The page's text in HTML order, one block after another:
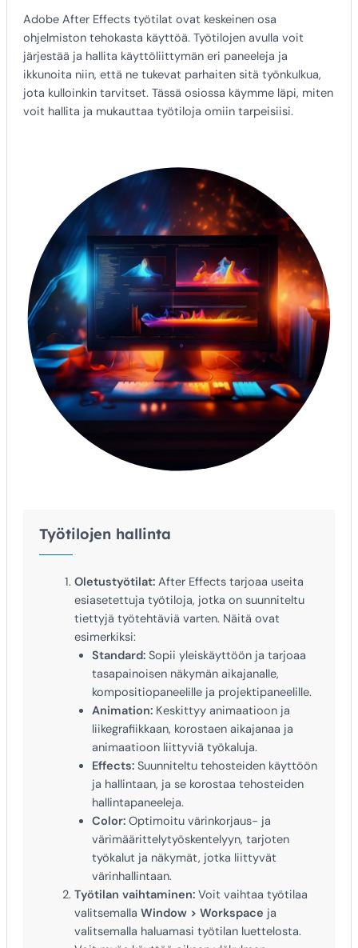
Adobe After Effects työtilat ovat keskeinen osa
ohjelmiston tehokasta käyttöä. Työtilojen avulla voit
järjestää ja hallita käyttöliittymän eri paneeleja ja
ikkunoita niin, että ne tukevat parhaiten sitä työnkulkua,
jota kulloinkin tarvitset. Tässä osiossa käymme läpi, miten
voit hallita ja mukauttaa työtiloja omiin tarpeisiisi.
Työtilojen hallinta
Oletustyötilat:After Effects tarjoaa useita
esiasetettuja työtiloja, jotka on suunniteltu
tiettyjä työtehtäviä varten. Näitä ovat
esimerkiksi:
Standard:Sopii yleiskäyttöön ja tarjoaa
tasapainoisen näkymän aikajanalle,
kompositiopaneelille ja projektipaneelille.
Animation:Keskittyy animaatioon ja
liikegrafiikkaan, korostaen aikajanaa ja
animaatioon liittyviä työkaluja.
Effects:Suunniteltu tehosteiden käyttöön
ja hallintaan, ja se korostaa tehosteiden
hallintapaneeleja.
Color:Optimoitu värinkorjaus- ja
värimäärittelytyöskentelyyn, tarjoten
työkalut ja näkymät, jotka liittyvät
värinhallintaan.
Työtilan vaihtaminen:Voit vaihtaa työtilaa
valitsemalla Window > Workspace ja
valitsemalla haluamasi työtilan luettelosta.